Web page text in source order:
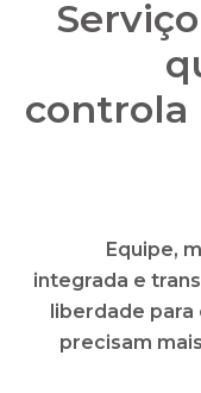
Equipe,
integrada e
liberdade
precisam